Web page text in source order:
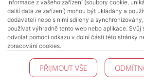
Protection of personal
Real estate's
Contact
Cookie processing
KONTAKT
Pražské reality
Informace z vašeho zařízení (soubory cookie,
další data ze zařízení) mohou být ukládány a
dodavateli nebo s nimi sdíleny a
používat výhradně tento web nebo aplikace. Svůj
odvolat pomocí odkazu v dolní části této stránky
zpracování cookies.
PŘIJMOUT VŠE